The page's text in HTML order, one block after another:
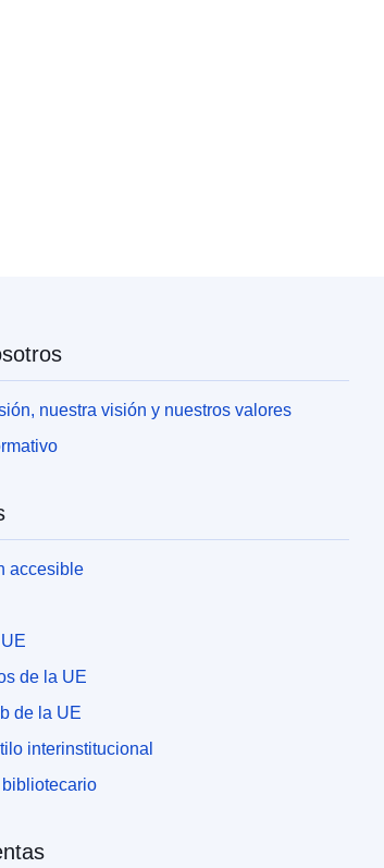
nuestra visión y nuestros valores
accesible
de la UE
de la UE
interinstitucional